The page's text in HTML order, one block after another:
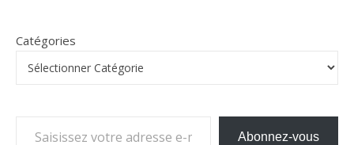
Catégories
Abonnez-vous